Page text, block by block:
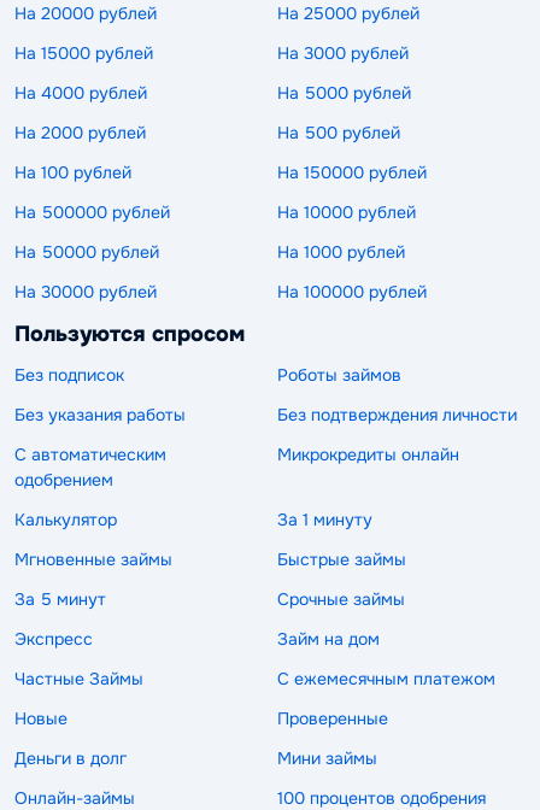
На 20000 рублей
На 25000 рублей
На 15000 рублей
На 3000 рублей
На 4000 рублей
На 5000 рублей
На 2000 рублей
На 500 рублей
На 100 рублей
На 150000 рублей
На 500000 рублей
На 10000 рублей
На 50000 рублей
На 1000 рублей
На 30000 рублей
На 100000 рублей
Пользуются спросом
Без подписок
Роботы займов
Без указания работы
Без подтверждения личности
С автоматическим
одобрением
Микрокредиты онлайн
Калькулятор
За 1 минуту
Мгновенные займы
Быстрые займы
За 5 минут
Срочные займы
Экспресс
Займ на дом
Частные Займы
С ежемесячным платежом
Новые
Проверенные
Деньги в долг
Мини займы
Онлайн-займы
100 процентов одобрения